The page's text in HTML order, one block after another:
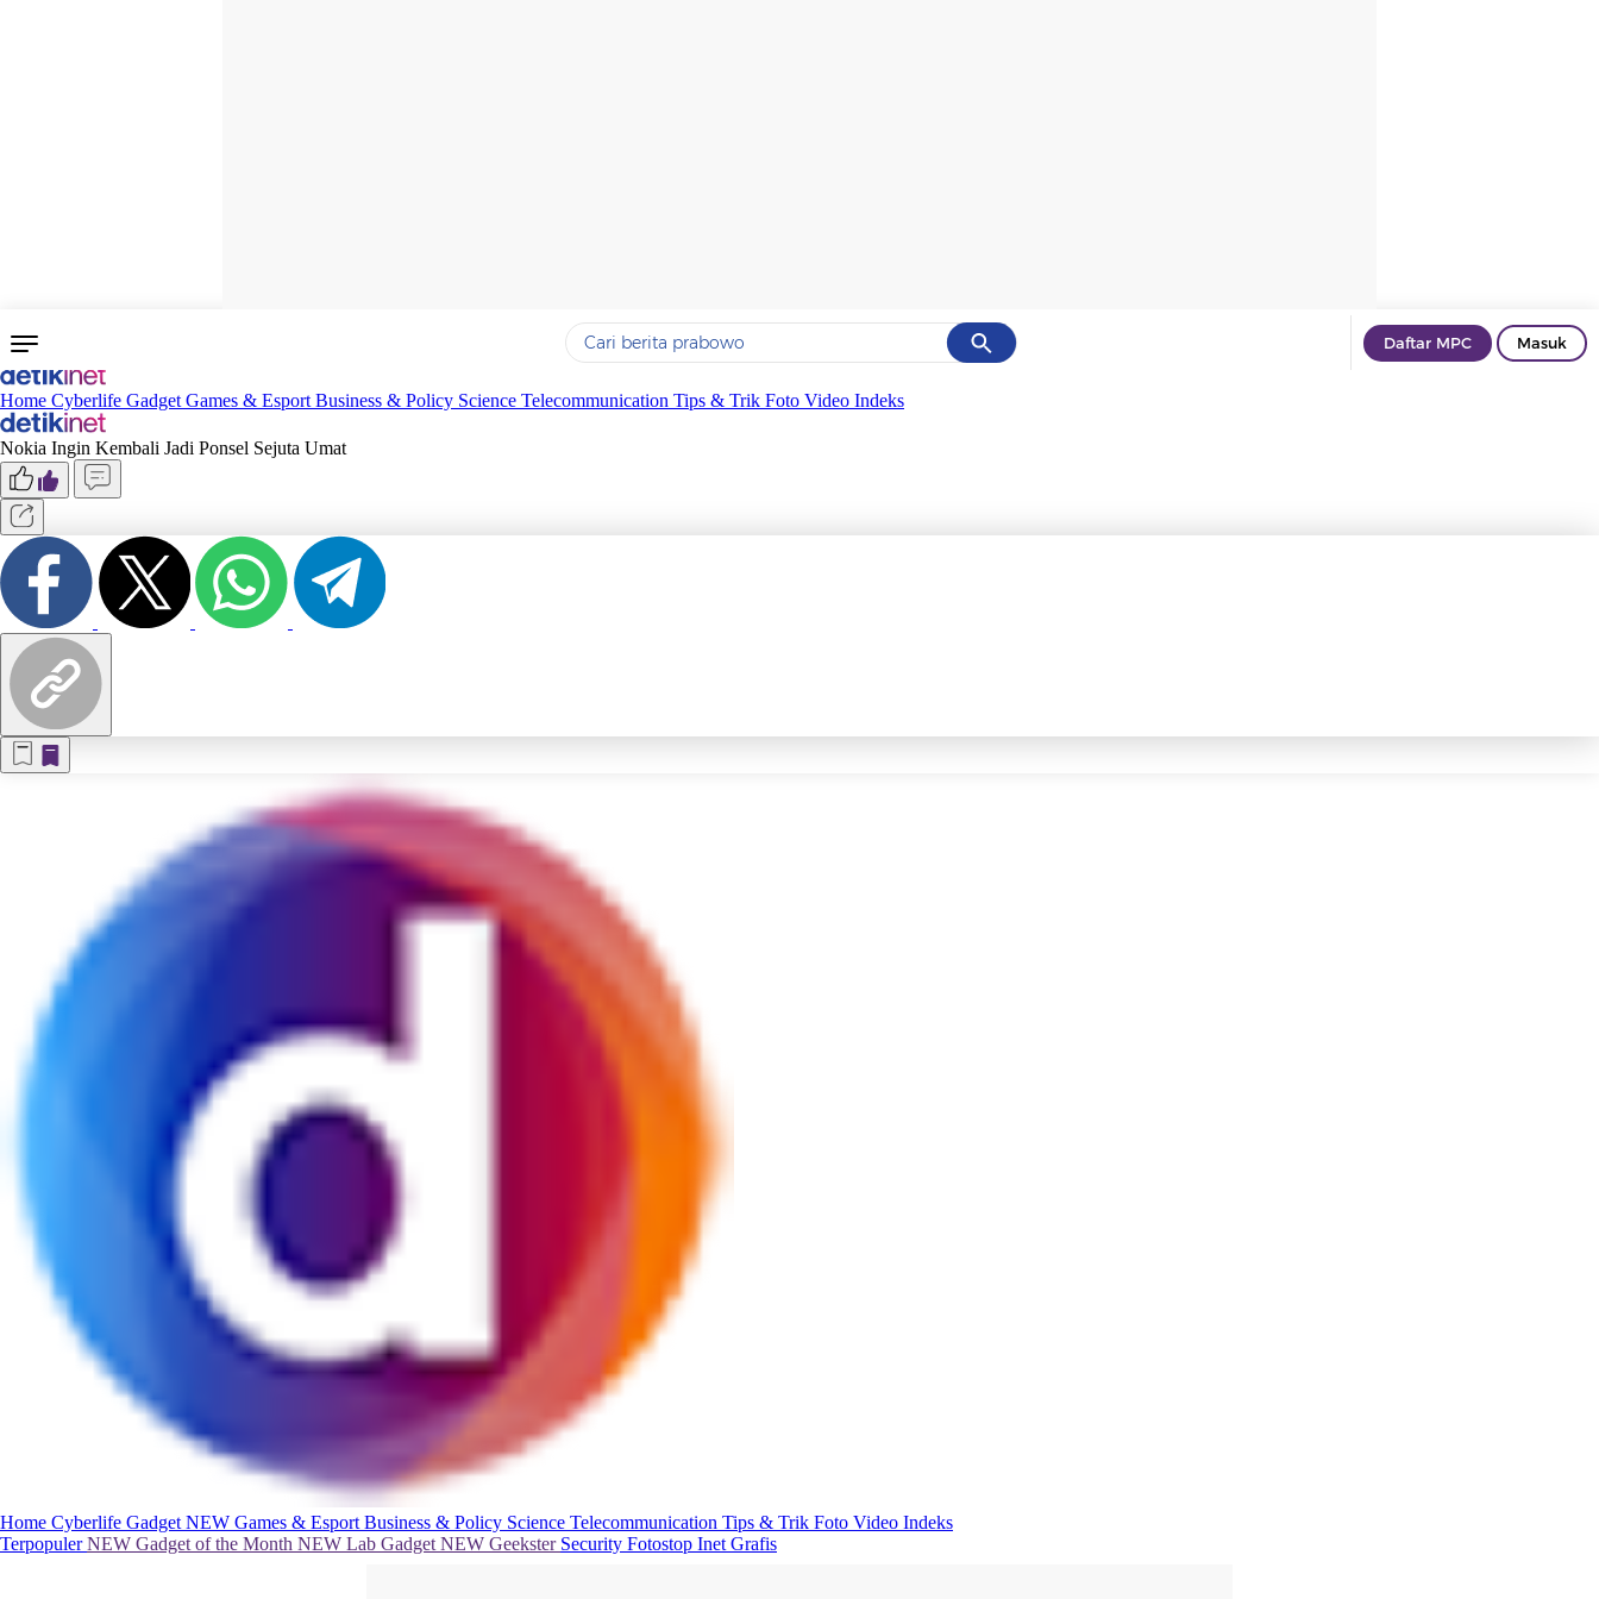
Cancel
Yang sedang ramai dicari
Terakhir yang dicari
Daftar MPC Masuk
Home Cyberlife Gadget Games & Esport Business & Policy Science Telecommunication Tips & Trik Foto Video Indeks
Nokia Ingin Kembali Jadi Ponsel Sejuta Umat
Home Cyberlife Gadget NEW Games & Esport Business & Policy Science Telecommunication Tips & Trik Foto Video Indeks
TerpopulerNEW Gadget of the Month NEW Lab Gadget NEW Geekster Security Fotostop Inet Grafis